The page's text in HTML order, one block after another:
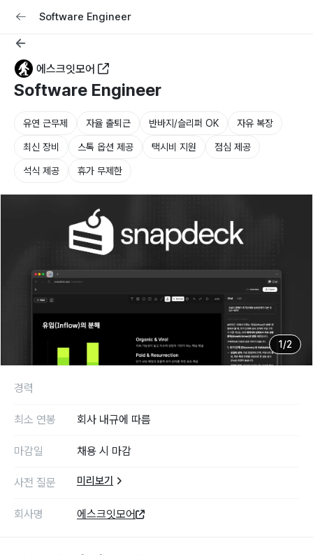
교육 커리어
Software Engineer
에스크잇모어
Software Engineer
유연 근무제 자율 출퇴근 반바지/슬리퍼 OK 자유 복장
최신 장비 스톡 옵션 제공 택시비 지원 점심 제공
석식 제공 휴가 무제한
1 /2
경력
최소 연봉 회사 내규에 따름
마감일 채용 시 마감
사전 질문 미리보기
회사명 에스크잇모어